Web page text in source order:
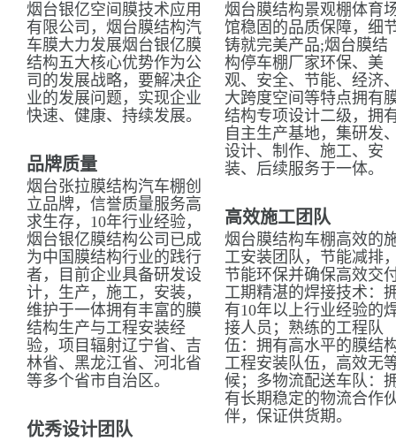
烟台银亿空间膜技术应用
有限公司，烟台膜结构汽
车膜大力发展烟台银亿膜
结构五大核心优势作为公
司的发展战略，要解决企
业的发展问题，实现企业
快速、健康、持续发展。
品牌质量
烟台张拉膜结构汽车棚创
立品牌，信誉质量服务高
求生存，10年行业经验，
烟台银亿膜结构公司已成
为中国膜结构行业的践行
者，目前企业具备研发设
计，生产，施工，安装，
维护于一体拥有丰富的膜
结构生产与工程安装经
验，项目辐射辽宁省、吉
林省、黑龙江省、河北省
等多个省市自治区。
优秀设计团队
烟台膜结构景观棚体育
馆稳固的品质保障，细
铸就完美产品;烟台膜结
构停车棚厂家环保、美
观、安全、节能、经济
大跨度空间等特点拥有
结构专项设计二级，拥
自主生产基地，集研发
设计、制作、施工、安
装、后续服务于一体。
高效施工团队
烟台膜结构车棚高效的
工安装团队，节能减排
节能环保并确保高效交
工期精湛的焊接技术：
有10年以上行业经验的
接人员；熟练的工程队
伍：拥有高水平的膜结
工程安装队伍，高效无
候；多物流配送车队：
有长期稳定的物流合作
伴，保证供货期。